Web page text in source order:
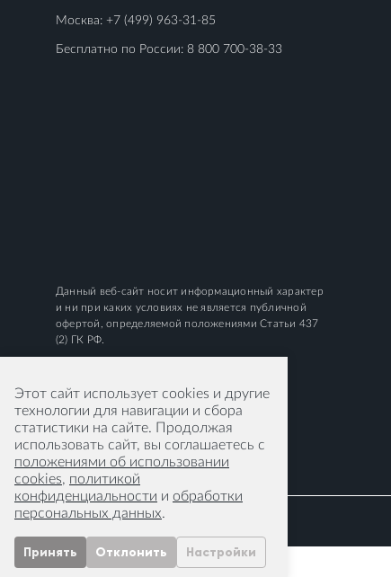
Москва: +7 (499) 963-31-85
Бесплатно по России: 8 800 700-38-33
Данный веб-сайт носит информационный характер
и ни при каких условиях не является публичной
офертой, определяемой положениями Статьи 437
(2) ГК РФ.
Этот сайт использует cookies и другие
технологии для навигации и сбора
статистики на сайте. Продолжая
использовать сайт, вы соглашаетесь с
положениями об использовании
cookies, политикой
конфиденциальности и обработки
персональных данных.
Принять Отклонить Настройки